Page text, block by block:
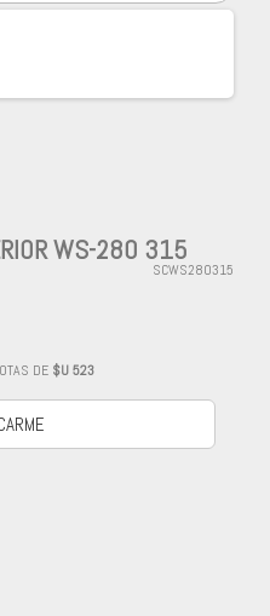
WS-280 315
SCWS280315
DE $U 523